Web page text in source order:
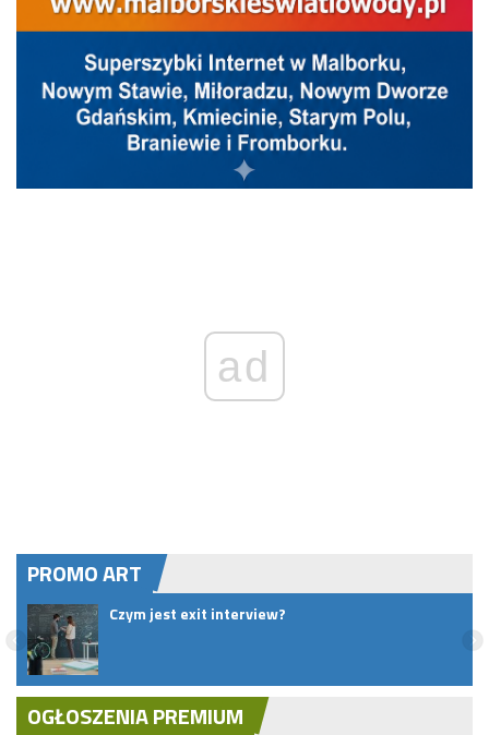
ad
PROMO ART
Czym jest exit interview?
OGŁOSZENIA PREMIUM